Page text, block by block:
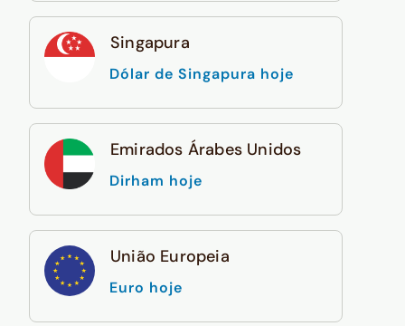
Singapura
Dólar de Singapura hoje
Emirados Árabes Unidos
Dirham hoje
União Europeia
Euro hoje